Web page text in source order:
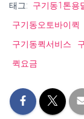
태그: 구기동1톤용
구기동오토바이퀵
구기동퀵서비스
퀵요금